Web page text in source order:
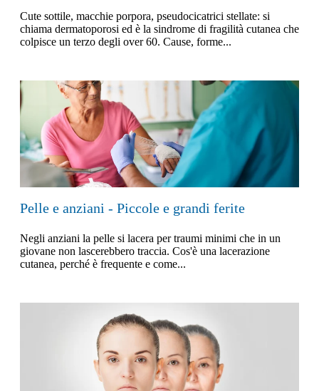
Cute sottile, macchie porpora, pseudocicatrici stellate: si
chiama dermatoporosi ed è la sindrome di fragilità cutanea che
colpisce un terzo degli over 60. Cause, forme...
Pelle e anziani - Piccole e grandi ferite
Negli anziani la pelle si lacera per traumi minimi che in un
giovane non lascerebbero traccia. Cos'è una lacerazione
cutanea, perché è frequente e come...